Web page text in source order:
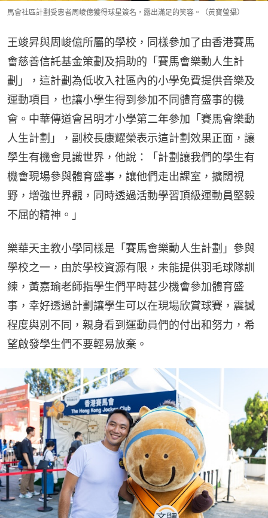
馬會社區計劃受惠者周崚億獲得球星簽名，露出滿足的笑容。（黃寶瑩攝）
王竣昇與周峻億所屬的學校，同樣參加了由香港賽馬
會慈善信託基金策劃及捐助的「賽馬會樂動人生計
劃」，這計劃為低收入社區內的小學免費提供音樂及
運動項目，也讓小學生得到參加不同體育盛事的機
會。中華傳道會呂明才小學第二年參加「賽馬會樂動
人生計劃」，副校長康耀榮表示這計劃效果正面，讓
學生有機會見識世界，他說：「計劃讓我們的學生有
機會現場參與體育盛事，讓他們走出課室，擴闊視
野，增強世界觀，同時透過活動學習頂級運動員堅毅
不屈的精神。」
樂華天主教小學同樣是「賽馬會樂動人生計劃」參與
學校之一，由於學校資源有限，未能提供羽毛球隊訓
練，黃嘉瑜老師指學生們平時甚少機會參加體育盛
事，幸好透過計劃讓學生可以在現場欣賞球賽，震撼
程度與別不同，親身看到運動員們的付出和努力，希
望啟發學生們不要輕易放棄。